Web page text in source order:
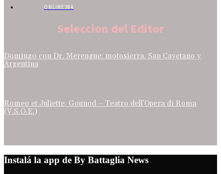
ONLINE 384
Seleccion del Editor
Domingo con Dr. Merengue: motosierra, San Cayetano y
Argentina
Romeo et Juliette, Gounod – Teatro dell’Opera di Roma
(V.S.O.E.)
Instalá la app de By Battaglia News